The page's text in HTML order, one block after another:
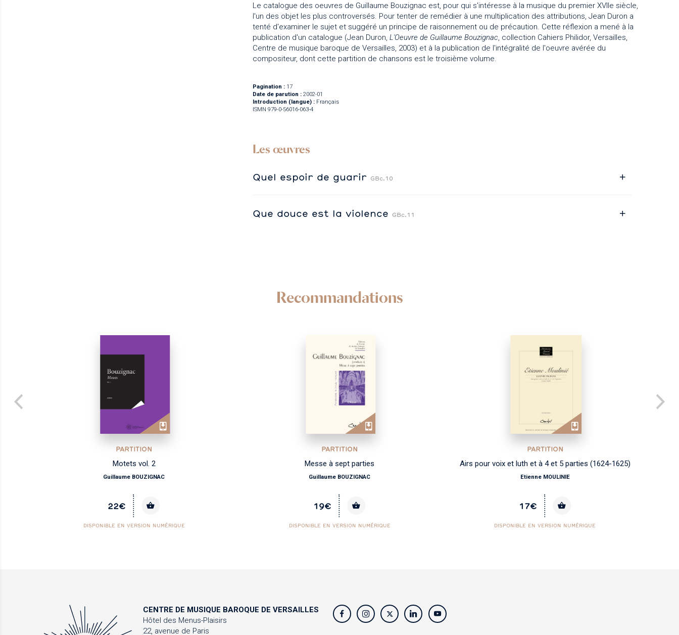
Le catalogue des oeuvres de Guillaume Bouzignac est, pour qui s'intéresse à la musique du premier XVIIe siècle,
l'un des objet les plus controversés. Pour tenter de remédier à une multiplication des attributions, Jean Duron a
tenté d'examiner le sujet et suggéré un principe de raisonnement ou de précaution. Cette réflexion a mené à la
publication d'un catalogue (Jean Duron, L'Oeuvre de Guillaume Bouzignac, collection Cahiers Philidor, Versailles,
Centre de musique baroque de Versailles, 2003) et à la publication de l'intégralité de l'oeuvre avérée du
compositeur, dont cette partition de chansons est le troisième volume.
Pagination : 17
Date de parution : 2002-01
Introduction (langue) : Français
ISMN 979-0-56016-063-4
Les œuvres
Quel espoir de guarir GBc.10
Que douce est la violence GBc.11
Recommandations
PARTITION
Motets vol. 2
Guillaume BOUZIGNAC
22€
DISPONIBLE EN VERSION NUMÉRIQUE
PARTITION
Messe à sept parties
Guillaume BOUZIGNAC
19€
DISPONIBLE EN VERSION NUMÉRIQUE
PARTITION
Airs pour voix et luth et à 4 et 5 parties (1624-1625)
Etienne MOULINIE
17€
DISPONIBLE EN VERSION NUMÉRIQUE
CENTRE DE MUSIQUE BAROQUE DE VERSAILLES
Hôtel des Menus-Plaisirs
22, avenue de Paris